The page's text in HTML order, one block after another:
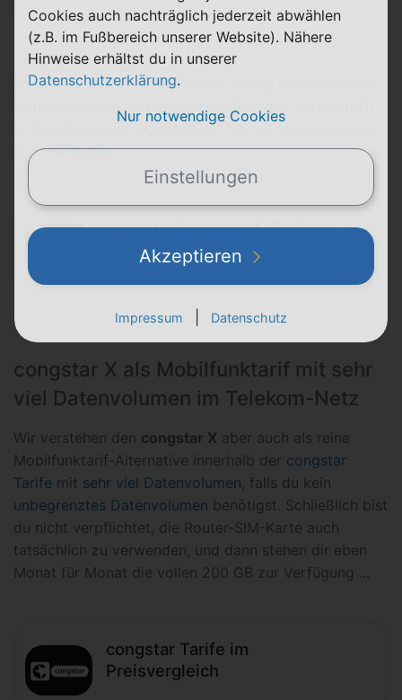
Im Grunde ähnelt der X-Tarif ein wenig dem
ist eine Kreuzung (X, daher der Name) aus
undHandytarif.
congstar Homespot-Tarife im
Vergleich
congstar X als Mobilfunktarif mit sehr
viel Datenvolumen im Telekom-Netz
Wir verstehen den congstar X aber auch als reine
Mobilfunktarif-Alternative innerhalb der congstar
Tarife mit sehr viel Datenvolumen , falls du kein
unbegrenztes Datenvolumen benötigst. Schließlich bist
du nicht verpflichtet, die Router-SIM-Karte auch
tatsächlich zu verwenden, und dann stehen dir eben
Monat für Monat die vollen 200 GB zur Verfügung ...
congstar Tarife im
Preisvergleich
Cookies auch nachträglich jederzeit abwählen
(z.B. im Fußbereich unserer Website). Nähere
Hinweise erhältst du in unserer
Datenschutzerklärung.
Nur notwendige Cookies
Einstellungen
Akzeptieren
Impressum Datenschutz